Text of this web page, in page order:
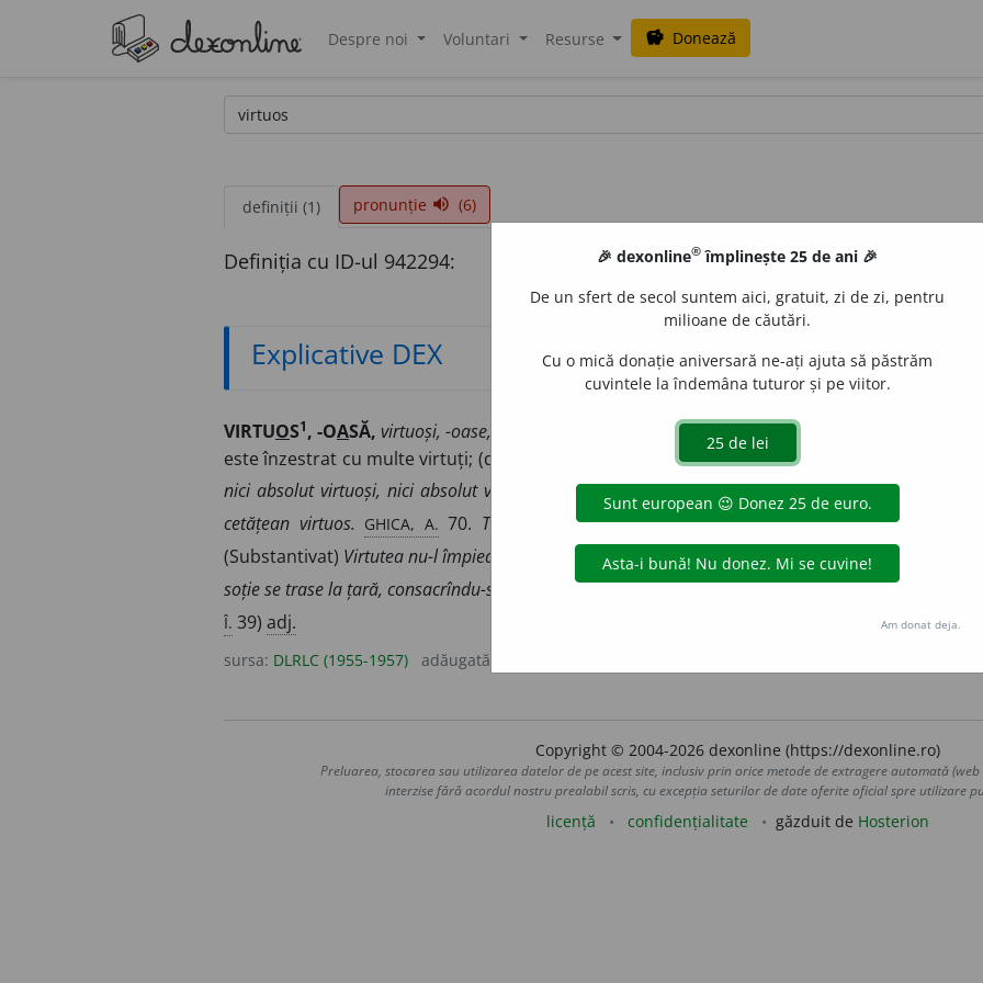
Despre noi Voluntari Resurse savings Donează
definiții (1) pronunție volume_up (6)
Definiția cu ID-ul 942294:
Explicative DEX
VIRTUOS1, -OASĂ, virtuoși, -oase,
(Despre oameni) Care respectă și realizează în mod
este înzestrat cu multe virtuți; (despre manifestări ale oamenilor) care denotă sau
nici absolut virtuoși, nici absolut vițioși.
GHEREA, ST. CR.II 249.De aceea trebuie să-ți vorbesc
cetățean virtuos. GHICA, A. 70. Traiul lor tihnit, patriarhal și virtuos adună lîngă ei pe
(Substantivat) Virtutea nu-l împiedică să invidieze soarta celor mai puțin, virtuoși.C. PETRESCU, C.
soție se trase la țară, consacrîndu-se numai la creșterea copiilor săi.NEGRUZZI, S.I 333. –
Î. 39) adj.
sursa: DLRLC (1955-1957) adăugată de
Copyright © 2004-2026 dexonline (https://dexonline.ro)
Preluarea, stocarea sau utilizarea datelor de pe acest site, inclusiv prin orice metode de extragere automată
interzise fără acordul nostru prealabil scris, cu excepția seturilor de date oferite oficial spre utilizare
licență confidențialitate găzduit de Hosterion
🎉 dexonline® împlinește 25 de ani 🎉
De un sfert de secol suntem aici, gratuit, zi de zi, pentru
milioane de căutări.
Cu o mică donație aniversară ne-ați ajuta să păstrăm
cuvintele la îndemâna tuturor și pe viitor.
Am donat deja.